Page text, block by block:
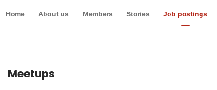
Home About us Members Stories Job postings
Meetups